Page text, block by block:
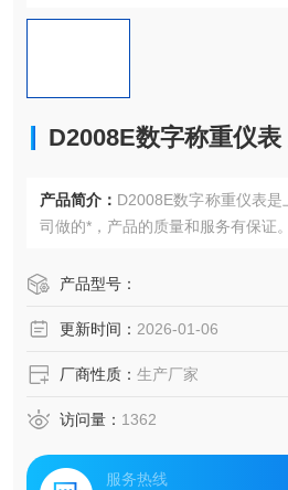
D2008E数字称重仪
产品简介： D2008E数字称重仪表
司做的*，产品的质量和服务有保证。
产品型号：
更新时间： 2026-01-06
厂商性质： 生产厂家
访问量： 1362
服务热线